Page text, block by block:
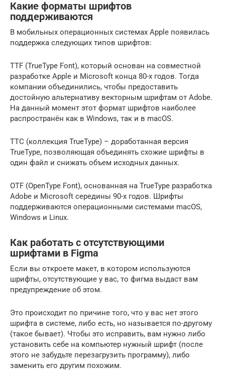
Какие форматы шрифтов
поддерживаются
В мобильных операционных системах Apple появилась
поддержка следующих типов шрифтов:
TTF (TrueType Font), который основан на совместной
разработке Apple и Microsoft конца 80-х годов. Тогда
компании объединились, чтобы предоставить
достойную альтернативу векторным шрифтам от Adobe.
На данный момент этот формат шрифтов наиболее
распространён как в Windows, так и в macOS.
TTC (коллекция TrueType) – доработанная версия
TrueType, позволяющая объединять схожие шрифты в
один файл и снижать объем исходных данных.
OTF (OpenType Font), основанная на TrueType разработка
Adobe и Microsoft середины 90-х годов. Шрифты
поддерживаются операционными системами macOS,
Windows и Linux.
Как работать с отсутствующими
шрифтами в Figma
Если вы откроете макет, в котором используются
шрифты, отсутствующие у вас, то фигма выдаст вам
предупреждение об этом.
Это происходит по причине того, что у вас нет этого
шрифта в системе, либо есть, но называется по-другому
(такое бывает). Чтобы это исправить, вам нужно либо
установить себе на компьютер нужный шрифт (после
этого не забудьте перезагрузить программу), либо
заменить его другим похожим.